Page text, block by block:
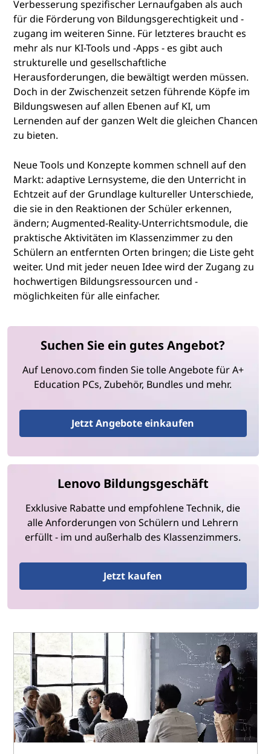
Verbesserung spezifischer Lernaufgaben als auch
für die Förderung von Bildungsgerechtigkeit und -
zugang im weiteren Sinne. Für letzteres braucht es
mehr als nur KI-Tools und -Apps - es gibt auch
strukturelle und gesellschaftliche
Herausforderungen, die bewältigt werden müssen.
Doch in der Zwischenzeit setzen führende Köpfe im
Bildungswesen auf allen Ebenen auf KI, um
Lernenden auf der ganzen Welt die gleichen Chancen
zu bieten.
Neue Tools und Konzepte kommen schnell auf den
Markt: adaptive Lernsysteme, die den Unterricht in
Echtzeit auf der Grundlage kultureller Unterschiede,
die sie in den Reaktionen der Schüler erkennen,
ändern; Augmented-Reality-Unterrichtsmodule, die
praktische Aktivitäten im Klassenzimmer zu den
Schülern an entfernten Orten bringen; die Liste geht
weiter. Und mit jeder neuen Idee wird der Zugang zu
hochwertigen Bildungsressourcen und -
möglichkeiten für alle einfacher.
Suchen Sie ein gutes Angebot?
Auf Lenovo.com finden Sie tolle Angebote für A+
Education PCs, Zubehör, Bundles und mehr.
Jetzt Angebote einkaufen
Lenovo Bildungsgeschäft
Exklusive Rabatte und empfohlene Technik, die
alle Anforderungen von Schülern und Lehrern
erfüllt - im und außerhalb des Klassenzimmers.
Jetzt kaufen